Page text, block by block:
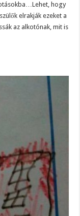
hogy
elrakják ezeket a
az alkotónak, mit is